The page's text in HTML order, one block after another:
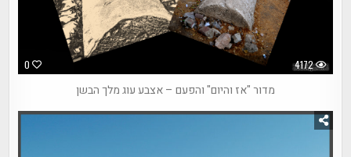
0 4172
מדור "אז והיום" והפעם – אצבע עוג מלך הבשן